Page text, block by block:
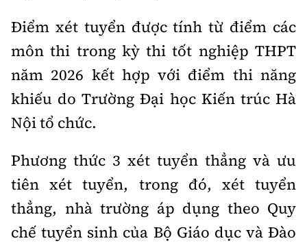
Điểm xét tuyển được tính từ điểm các
môn thi trong kỳ thi tốt nghiệp THPT
năm 2026 kết hợp với điểm thi năng
khiếu do Trường Đại học Kiến trúc Hà
Nội tổ chức.
Phương thức 3 xét tuyển thẳng và ưu
tiên xét tuyển, trong đó, xét tuyển
thẳng, nhà trường áp dụng theo Quy
chế tuyển sinh của Bộ Giáo dục và Đào